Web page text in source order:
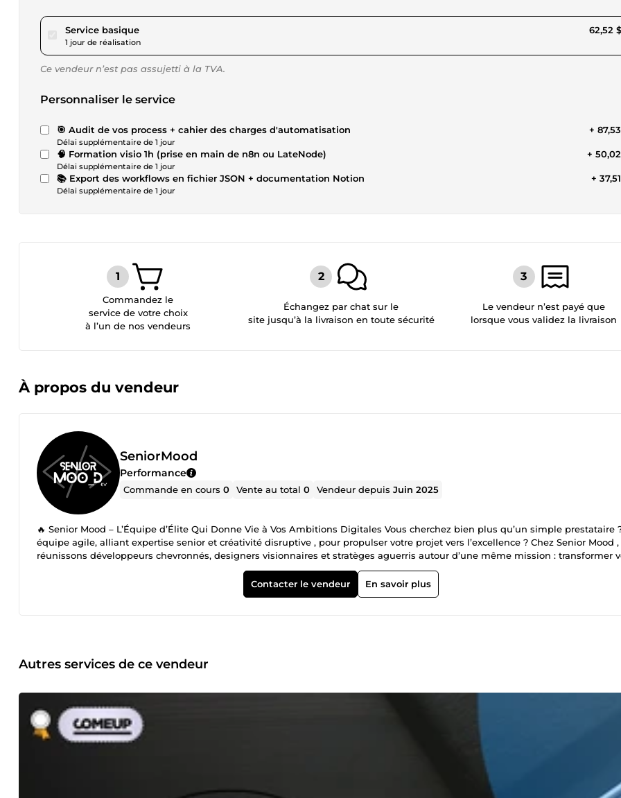
Service basiquepour 57,62 $US
1 jour de réalisation
62,52
Ce vendeur n’est pas assujetti à la TVA.
Personnaliser le service
🎯 Audit de vos process + cahier des charges d'automatisation
Délai supplémentaire de 1 jour
+
🧠 Formation visio 1h (prise en main de n8n ou LateNode)
Délai supplémentaire de 1 jour
+
📚 Export des workflows en fichier JSON + documentation Notion
Délai supplémentaire de 1 jour
+
Commandez le
service de votre choix
à l’un de nos vendeurs
Échangez par chat sur le
site jusqu’à la livraison en toute sécurité
Le vendeur n’est payé que
lorsque vous validez la livraison
À propos du vendeur
SeniorMood
Performance
Commande en cours0 Vente au total0 Vendeur depuisJuin 2025
🔥 Senior Mood – L’Équipe d’Élite Qui Donne Vie à Vos Ambitions Digitales Vous cherchez bien plus qu’un simple prestataire
équipe agile, alliant expertise senior et créativité disruptive , pour propulser votre projet vers l’excellence ? Chez Senior Mood ,
réunissons développeurs chevronnés, designers visionnaires et stratèges aguerris autour d’une même mission : transformer
idées en solutions digitales puissantes, sur-mesure et résolument efficaces. Trouvez la touche senior dont vos projets ont
💡 Pourquoi Nous Choisir ? ✅ Code Haute Précision – Développement web, mobile et desktop optimisé, sécurisé et scalable ,
les dernières techs (PHP Laravel, JavaScript Vue/React/Nuxt, WordPress, etc.). ✅ Design Qui Capte &amp; Convertit – Interfaces
concept au déploiement, nous bâtissons des outils performants et ergonomiques. E-Commerce – Boutiques PrestaShop,
approche sur-mesure et leur expertise ont fait de notre projet une référence dans notre secteur.&quot; (Client satisfait depuis 3
ans) 💬 Et Si On Parlait de Votre Projet ? Nous croyons en un digital ambitieux, humain et sans jargon inutile. Que vous soyez
start-up en phase de lancement ou une entreprise établie, votre succès est notre moteur. 👉 Discutons sans engagement de
que nous pourrions accomplir ensemble. Votre prochain coup d’éclat digital commence ici. 🔗 Contactez-nous dès aujourd’hui
passons en mode &quot;Next Level&quot;. ✨ #DéveloppementWeb #DataAnalysis #Formation #DesignPremium
Contacter le vendeur En savoir plus
Autres services de ce vendeur